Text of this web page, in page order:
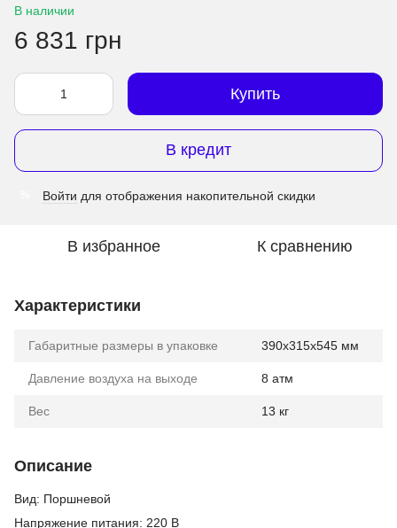
В наличии
6 831 грн
Купить
В кредит
Войти для отображения накопительной скидки
В избранное К сравнению
Характеристики
Габаритные размеры в упаковке 390x315x545 мм
Давление воздуха на выходе 8 атм
Вес 13 кг
Описание
Вид: Поршневой
Напряжение питания: 220 В